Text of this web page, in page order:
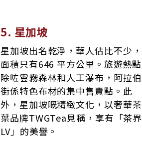
5. 星加坡
星加坡出名乾淨，華人佔比不少，
面積只有646 平方公里。旅遊熱點
除咗雲霧森林和人工瀑布，阿拉伯
街係特色布材的集中售賣點。此
外，星加坡嘅精緻文化，以奢華茶
葉品牌TWGTea見稱，享有「茶界
LV」的美譽。